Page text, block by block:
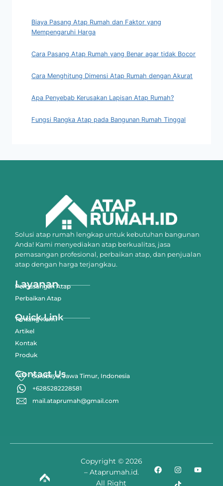
Biaya Pasang Atap Rumah dan Faktor yang
Mempengaruhi Harga
Cara Pasang Atap Rumah yang Benar agar tidak Bocor
Cara Menghitung Dimensi Atap Rumah dengan Akurat
Apa Penyebab Kerusakan Lapisan Atap Rumah?
Fungsi Rangka Atap pada Bangunan Rumah Tinggal
Solusi atap rumah lengkap untuk kebutuhan bangunan
Anda! Kami menyediakan atap berkualitas, jasa
pemasangan profesional, perbaikan atap, dan penjualan
atap dengan harga terjangkau.
Layanan
Pemasangan Atap
Perbaikan Atap
Quick Link
Tentang Kami
Artikel
Kontak
Produk
Contact Us
Surabaya, Jawa Timur, Indonesia
+6285282228581
mail.ataprumah@gmail.com
Copyright © 2026
– Ataprumah.id.
All Right